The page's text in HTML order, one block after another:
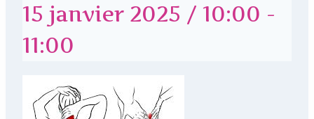
15 janvier 2025 / 10:00 -
11:00